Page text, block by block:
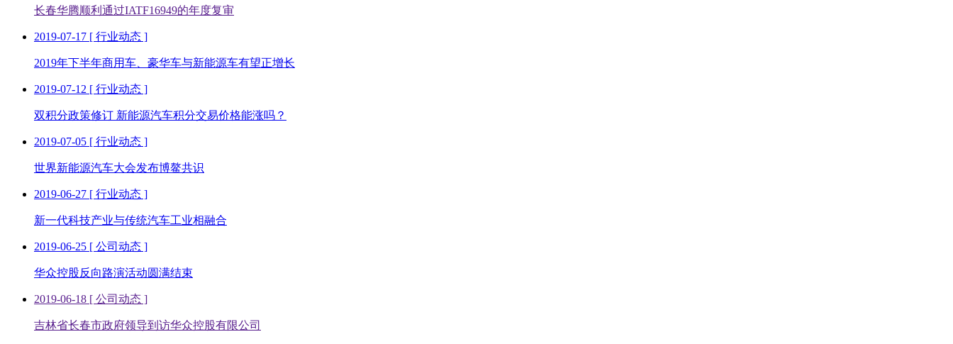
长春华腾顺利通过IATF16949的年度复审
2019-07-17 [ 行业动态 ]
2019年下半年商用车、豪华车与新能源车有望正增长
2019-07-12 [ 行业动态 ]
双积分政策修订 新能源汽车积分交易价格能涨吗？
2019-07-05 [ 行业动态 ]
世界新能源汽车大会发布博鳌共识
2019-06-27 [ 行业动态 ]
新一代科技产业与传统汽车工业相融合
2019-06-25 [ 公司动态 ]
华众控股反向路演活动圆满结束
2019-06-18 [ 公司动态 ]
吉林省长春市政府领导到访华众控股有限公司